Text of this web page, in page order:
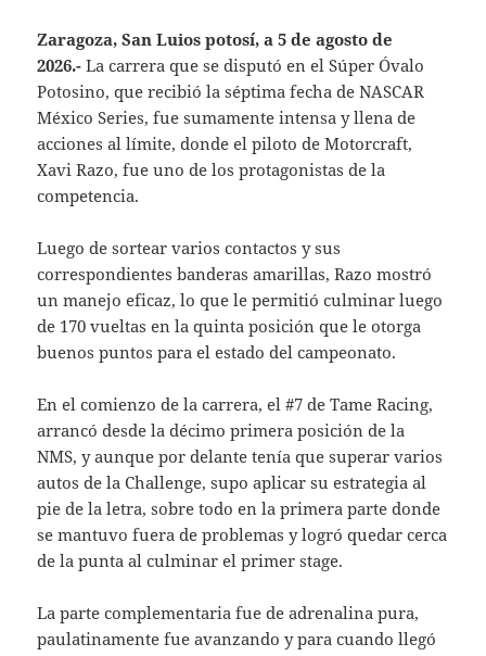
Zaragoza, San Luios potosí, a 5 de agosto de
2026.- La carrera que se disputó en el Súper Óvalo
Potosino, que recibió la séptima fecha de NASCAR
México Series, fue sumamente intensa y llena de
acciones al límite, donde el piloto de Motorcraft,
Xavi Razo, fue uno de los protagonistas de la
competencia.
Luego de sortear varios contactos y sus
correspondientes banderas amarillas, Razo mostró
un manejo eficaz, lo que le permitió culminar luego
de 170 vueltas en la quinta posición que le otorga
buenos puntos para el estado del campeonato.
En el comienzo de la carrera, el #7 de Tame Racing,
arrancó desde la décimo primera posición de la
NMS, y aunque por delante tenía que superar varios
autos de la Challenge, supo aplicar su estrategia al
pie de la letra, sobre todo en la primera parte donde
se mantuvo fuera de problemas y logró quedar cerca
de la punta al culminar el primer stage.
La parte complementaria fue de adrenalina pura,
paulatinamente fue avanzando y para cuando llegó